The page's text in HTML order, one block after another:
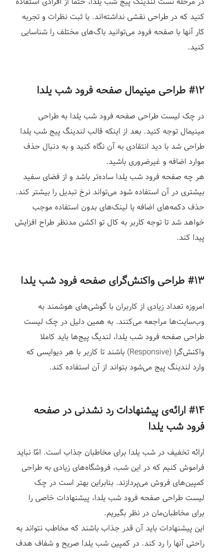
کنید که در طراحی نقشی نداشته‌اند. با ثبت نظرات و تجربه
کار آنها با صفحه فرود می‌توانید باگ‌های مختلف را شناسایی
کنید.
#۱۲ طراحی مینیمال صفحه فرود شب یلدا
در چک لیست طراحی صفحه فرود شب یلدا به طراحی
مینیمال توجه کنید. بعد از اینکه قالب لندینگ پیج شب یلدا
طراحی شد با دید انتقادی به آن نگاه کنید و به دنبال حذف
موارد اضافه و غیرضروری باشید.
هر چه صفحه فرود شب یلدا ساده‌تر باشد و از فضای سفید
بیشتری در آن استفاده شود می‌تواند نرخ تبدیل را بیشتر کند.
حذف دکمه‌های اضافه یا لینک‌های بدون استفاده موجب
خواهد شد تا توجه کاربر به کال تو اکشن مدنظر طراح افزایش
پیدا کند.
#۱۳ طراحی واکنش‌گرای صفحه فرود شب یلدا
امروزه تعداد زیادی از کاربران با گوشی‌های هوشمند به
وب‌سایت‌ها مراجعه می‌کنند. به همین دلیل در چک لیست
طراحی صفحه فرود شب یلدا، لندیگ پیج‌ها باید کاملا
واکنش‌گرا (Responsive) باشند تا کاربر با هر دیوایسی که
وارد لندینگ پیج می‌شود بتواند از آن استفاده کند.
#۱۴ ارائه‌ی پیشنهادات رد نشدنی درصفحه
فرود شب یلدا
ارائه تخفیف در شب یلدا برای مخاطبان جذاب است. امّا نباید
فراموش کنیم که در این شب، فروشگاه‌های زیادی به طراحی
کمپین‌های فروش می‌پردازند. بنابراین بهتر است در چک
لیست طراحی صفحه فرود شب یلدا، پیشنهادات خاصی را
برای مخاطبان‌مان در نظر بگیریم.
این پیشنهادات باید آن قدر جذاب باشند که مخاطب نتواند به
راحتی آنها را رد کند. در کمپین شب یلدا صریح و شفاف هدف